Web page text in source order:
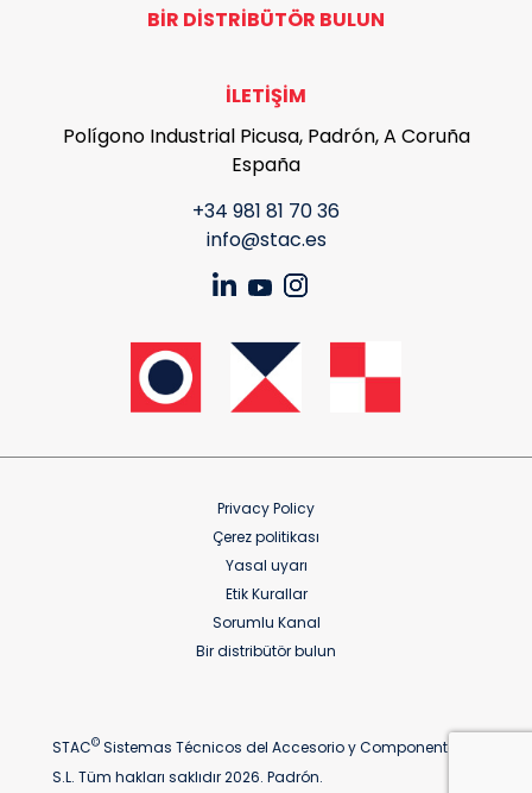
BIR DISTRIBÜTÖR BULUN
İLETIŞIM
Polígono Industrial Picusa, Padrón, A Coruña
España
+34 981 81 70 36
info@stac.es
Privacy Policy
Çerez politikası
Yasal uyarı
Etik Kurallar
Sorumlu Kanal
Bir distribütör bulun
STAC© Sistemas Técnicos del Accesorio y Componentes
S.L. Tüm hakları saklıdır 2026. Padrón.